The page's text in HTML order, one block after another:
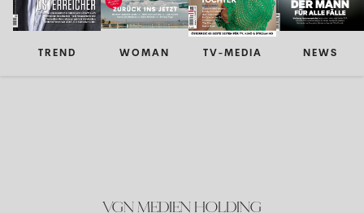
TREND WOMAN TV-MEDIA NEWS
VGN MEDIEN HOLDING